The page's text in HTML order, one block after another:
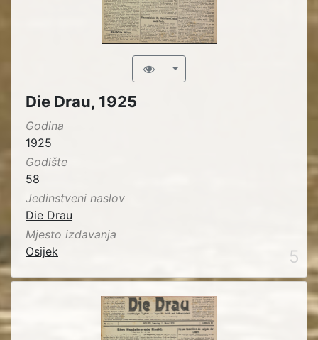
Die Drau, 1925
Godina
1925
Godište
58
Jedinstveni naslov
Die Drau
Mjesto izdavanja
Osijek
5